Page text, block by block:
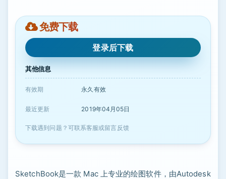
免费下载
登录后下载
其他信息
有效期 永久有效
最近更新 2019年04月05日
下载遇到问题？可联系客服或留言反馈
SketchBook是一款 Mac 上专业的绘图软件，由Autodesk